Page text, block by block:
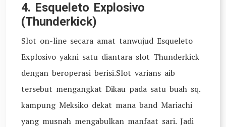
4. Esqueleto Explosivo
(Thunderkick)
Slot on-line secara amat tanwujud Esqueleto
Explosivo yakni satu diantara slot Thunderkick
dengan beroperasi berisi.Slot varians aib
tersebut mengangkat Dikau pada satu buah sq.
kampung Meksiko dekat mana band Mariachi
yang musnah mengabulkan manfaat sari. Jadi